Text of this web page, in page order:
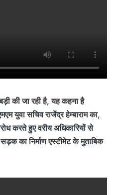
की जा रही है, यह कहना है
युवा सचिव राजेंद्र हेम्बाराम का,
करते हुए वरीय अधिकारियों से
का निर्माण एस्टीमेट के मुताबिक